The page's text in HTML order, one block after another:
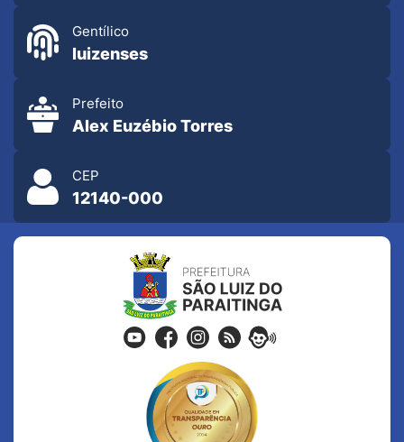
Gentílico
luizenses
Prefeito
Alex Euzébio Torres
CEP
12140-000